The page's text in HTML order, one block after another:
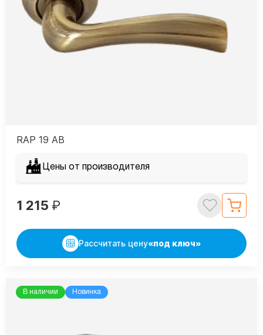
RAP 19 AB
Цены от производителя
1 215 ₽
Рассчитать цену«под ключ»
В наличии Новинка